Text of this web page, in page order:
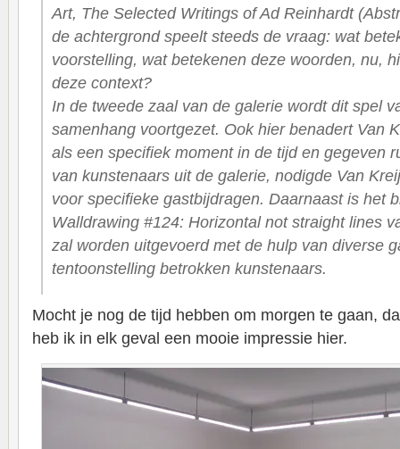
Art, The Selected Writings of Ad Reinhardt
de achtergrond speelt steeds de vraag: wat
voorstelling, wat betekenen deze woorden, nu,
deze context?
In de tweede zaal van de galerie wordt dit spel
samenhang voortgezet. Ook hier benadert Van
als een specifiek moment in de tijd en gegeven
van kunstenaars uit de galerie, nodigde Van
voor specifieke gastbijdragen. Daarnaast is het
Walldrawing #124: Horizontal not straight lines
zal worden uitgevoerd met de hulp van diverse
tentoonstelling betrokken kunstenaars.
Mocht je nog de tijd hebben om morgen te gaan,
heb ik in elk geval een mooie impressie hier.